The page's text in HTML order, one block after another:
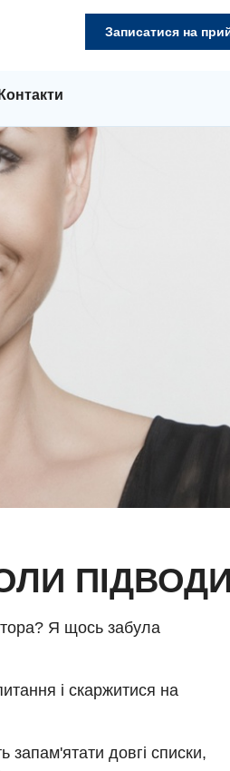
Записатися на
Контакти
Я щось забула
і скаржитися на
запам'ятати довгі списки,